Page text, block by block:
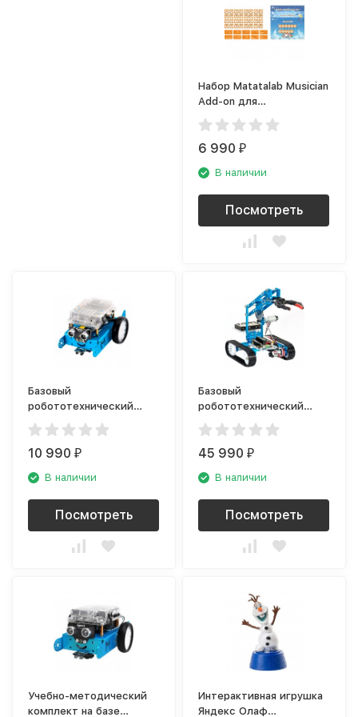
Набор Matatalab Musician
Add-on для
программирования
музыки
6 990₽
В наличии
Посмотреть
Базовый
робототехнический
набор Makeblock
mBotV1.1 Blue (Bluetooth
Version)
10 990₽
В наличии
Посмотреть
Базовый
робототехнический
набор Makeblock
Ultimate Robot Kit V2.0
45 990₽
В наличии
Посмотреть
Учебно-методический
комплект на базе
Интерактивная игрушка
Яндекс Олаф